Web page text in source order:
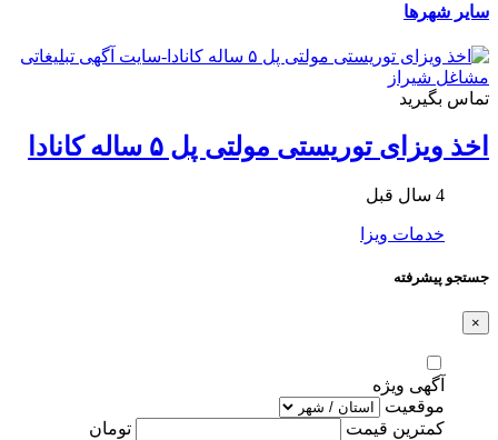
سایر شهرها
تماس بگیرید
اخذ ویزای توریستی مولتی پل ۵ ساله کانادا
4 سال قبل
خدمات ویزا
جستجو پیشرفته
×
آگهی ویژه
موقعیت
کمترین قیمت
تومان